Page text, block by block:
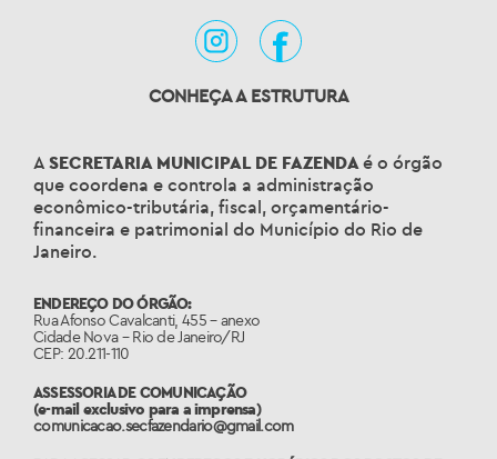
CONHEÇA A ESTRUTURA
A SECRETARIA MUNICIPAL DE FAZENDAé o órgão
que coordena e controla a administração
econômico-tributária, fiscal, orçamentário-
financeira e patrimonial do Município do Rio de
Janeiro.
ENDEREÇO DO ÓRGÃO:
Rua Afonso Cavalcanti, 455 – anexo
Cidade Nova – Rio de Janeiro/RJ
CEP: 20.211-110
ASSESSORIA DE COMUNICAÇÃO
(e-mail exclusivo para a imprensa)
comunicacao.secfazendario@gmail.com